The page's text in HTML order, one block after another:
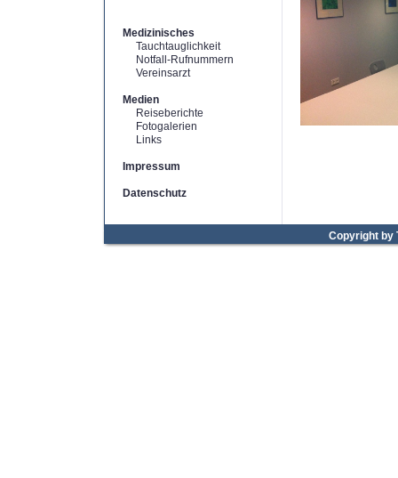
Medizinisches
Tauchtauglichkeit
Notfall-Rufnummern
Vereinsarzt
Medien
Reiseberichte
Fotogalerien
Links
Impressum
Datenschutz
Copyright by